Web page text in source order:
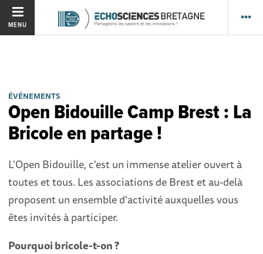
MENU
ÉVÉNEMENTS
Open Bidouille Camp Brest : La
Bricole en partage !
L'Open Bidouille, c'est un immense atelier ouvert à
toutes et tous. Les associations de Brest et au-delà
proposent un ensemble d'activité auxquelles vous
êtes invités à participer.
Pourquoi bricole-t-on ?